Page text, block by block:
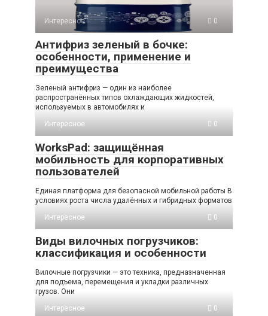
Интересное 0
Антифриз зеленый в бочке:
особенности, применение и
преимущества
Зеленый антифриз — один из наиболее
распространённых типов охлаждающих жидкостей,
используемых в автомобилях и
Интересное
0
WorksPad: защищённая
мобильность для корпоративных
пользователей
Единая платформа для безопасной мобильной работы В
условиях роста числа удалённых и гибридных форматов
Интересное
0
Виды вилочных погрузчиков:
классификация и особенности
Вилочные погрузчики — это техника, предназначенная
для подъема, перемещения и укладки различных
грузов. Они
Интересное
0